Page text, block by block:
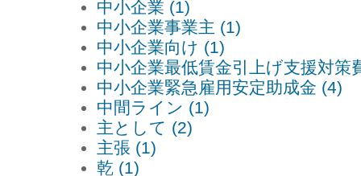
中小企業 (1)
中小企業事業主 (1)
中小企業向け (1)
中小企業最低賃金引上げ支援対策
中小企業緊急雇用安定助成金 (4)
中間ライン (1)
主として (2)
主張 (1)
乾 (1)